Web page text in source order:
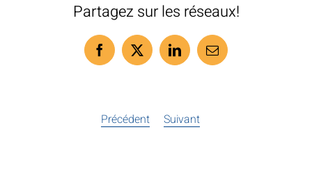
Partagez sur les réseaux!
Facebook
X LinkedInCourriel
Précédent Suivant